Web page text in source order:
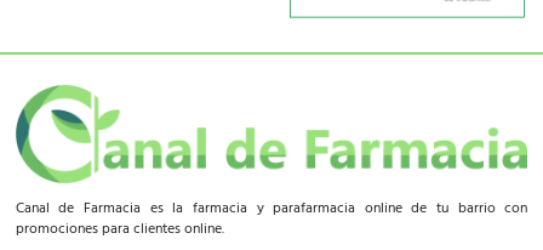
Canal de Farmacia es la farmacia y parafarmacia online de tu barrio con
promociones para clientes online.